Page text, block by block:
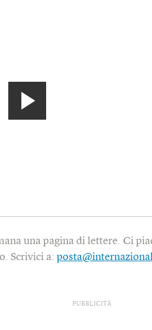
una pagina di lettere. Ci
Scrivici a:
PUBBLICITÀ